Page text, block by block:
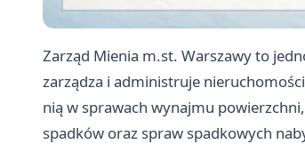
Zarząd Mienia m.st. Warszawy to
zarządza i administruje
nią w sprawach wynajmu
spadków oraz spraw spadkowych